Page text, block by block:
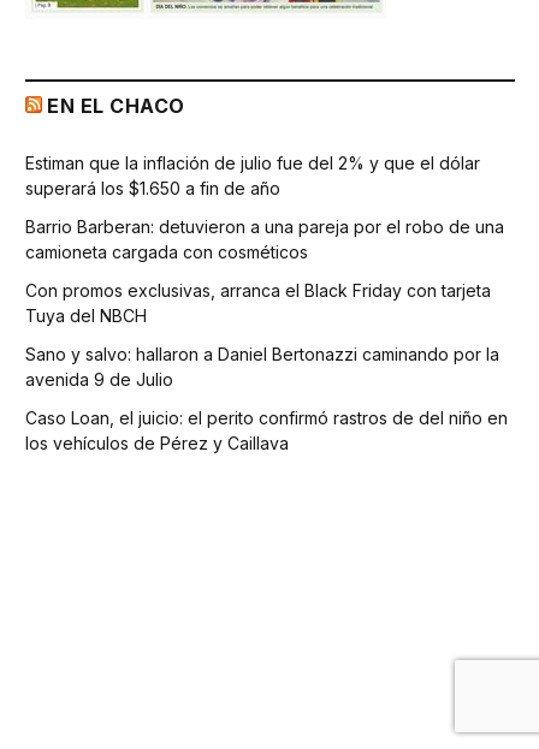
EN EL CHACO
Estiman que la inflación de julio fue del 2% y que el dólar
superará los $1.650 a fin de año
Barrio Barberan: detuvieron a una pareja por el robo de una
camioneta cargada con cosméticos
Con promos exclusivas, arranca el Black Friday con tarjeta
Tuya del NBCH
Sano y salvo: hallaron a Daniel Bertonazzi caminando por la
avenida 9 de Julio
Caso Loan, el juicio: el perito confirmó rastros de del niño en
los vehículos de Pérez y Caillava